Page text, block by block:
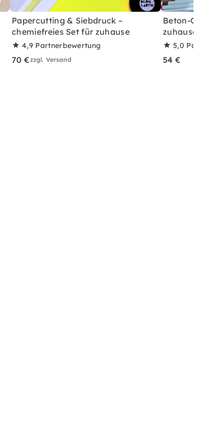
Papercutting & Siebdruck –
chemiefreies Set für zuhause
4,9 Partnerbewertung
70 €zzgl. Versand
Beton-
zuhause mit
5,0
54 €